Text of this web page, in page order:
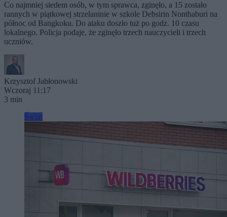
Co najmniej siedem osób, w tym sprawca, zginęło, a 15 zostało
rannych w piątkowej strzelaninie w szkole Debsirin Nonthaburi na
północ od Bangkoku. Do ataku doszło tuż po godz. 10 czasu
lokalnego. Policja podaje, że zginęło trzech nauczycieli i trzech
uczniów.
Krzysztof Jabłonowski
Wczoraj 11:17
3 min